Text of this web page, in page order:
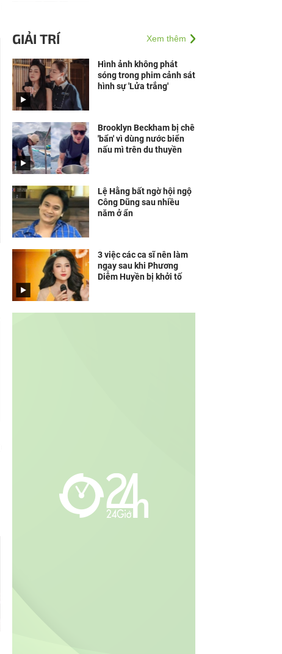
GIẢI TRÍ Xem thêm
Hình ảnh không phát
sóng trong phim cảnh sát
hình sự 'Lửa trắng'
Brooklyn Beckham bị chê
'bẩn' vì dùng nước biển
nấu mì trên du thuyền
Lệ Hằng bất ngờ hội ngộ
Công Dũng sau nhiều
năm ở ẩn
3 việc các ca sĩ nên làm
ngay sau khi Phương
Diễm Huyền bị khởi tố